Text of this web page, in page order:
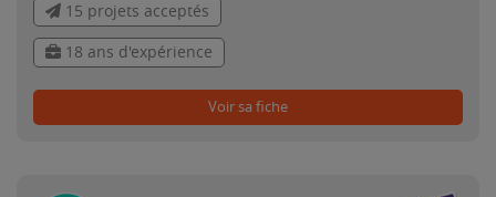
15 projets acceptés
18 ans d'expérience
Voir sa fiche